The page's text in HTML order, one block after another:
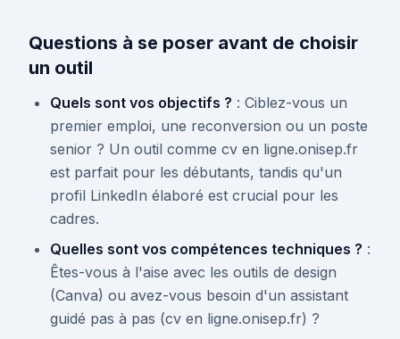
Questions à se poser avant de choisir
un outil
Quels sont vos objectifs ? : Ciblez-vous un
premier emploi, une reconversion ou un poste
senior ? Un outil comme cv en ligne.onisep.fr
est parfait pour les débutants, tandis qu'un
profil LinkedIn élaboré est crucial pour les
cadres.
Quelles sont vos compétences techniques ? :
Êtes-vous à l'aise avec les outils de design
(Canva) ou avez-vous besoin d'un assistant
guidé pas à pas (cv en ligne.onisep.fr) ?